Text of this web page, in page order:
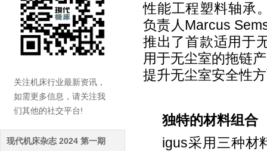
关注机床行业最新资讯，
如需更多信息，请关注我
们其他的社交平台!
现代机床杂志 2024 第一期
性能工程塑料轴承
负责人Marcus
推出了首款适用于
用于无尘室的拖链
提升无尘室安全性
独特的材料组合
igus采用三种材